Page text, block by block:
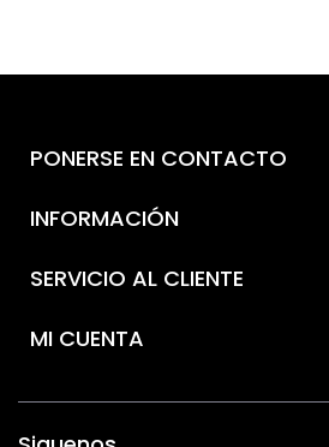
PONERSE EN CONTACTO
INFORMACIÓN
SERVICIO AL CLIENTE
MI CUENTA